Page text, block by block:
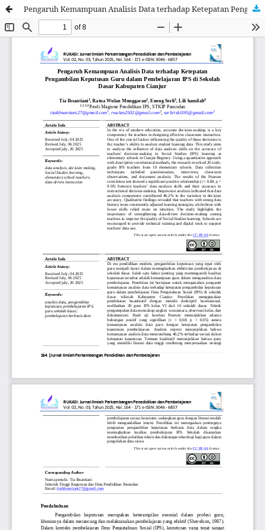
Pengaruh Kemampuan Analisis Data terhadap Ketepatan Pengambilan Keputusan Guru dalam Pembelajaran IPS di Sekolah Dasar Kabupaten Cianjur